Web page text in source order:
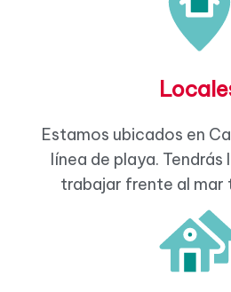
Estamos ubicados en
línea de playa. Tendrás
trabajar frente al mar